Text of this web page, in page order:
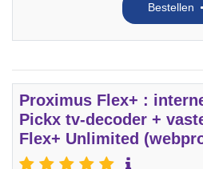
Bestellen
Proximus Flex+ :
Pickx tv-decoder +
Flex+ Unlimited